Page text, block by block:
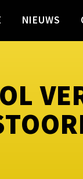
NIEUWS